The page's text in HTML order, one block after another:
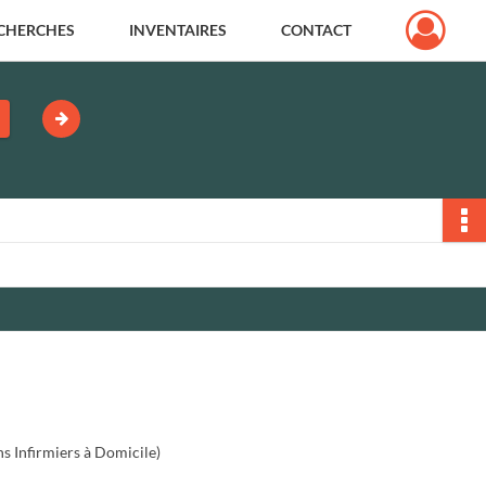
INVENTAIRES CONTACT
Infirmiers à Domicile)